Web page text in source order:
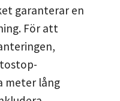
garanterar en
För att
meter lång